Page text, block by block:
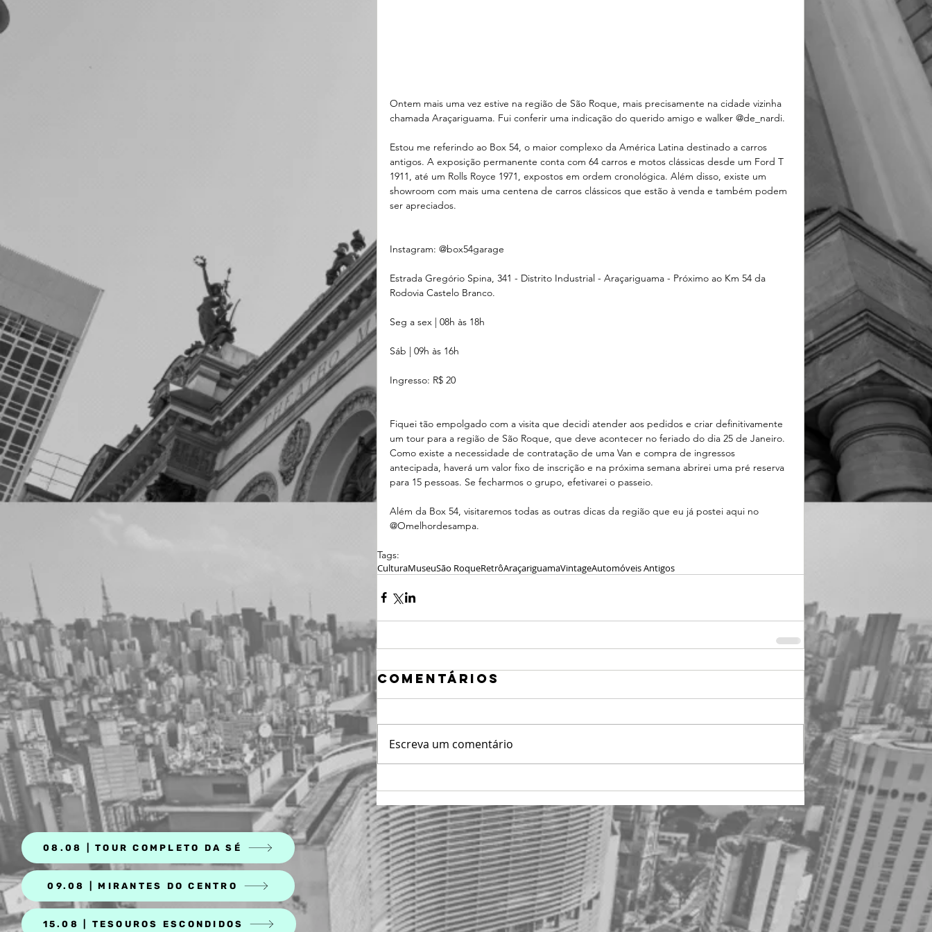
Ontem mais uma vez estive na região de São Roque, mais precisamente na cidade vizinha
chamada Araçariguama. Fui conferir uma indicação do querido amigo e walker @de_nardi.
Estou me referindo ao Box 54, o maior complexo da América Latina destinado a carros
antigos. A exposição permanente conta com 64 carros e motos clássicas desde um Ford T
1911, até um Rolls Royce 1971, expostos em ordem cronológica. Além disso, existe um
showroom com mais uma centena de carros clássicos que estão à venda e também podem
ser apreciados.
Instagram: @box54garage
Estrada Gregório Spina, 341 - Distrito Industrial - Araçariguama - Próximo ao Km 54 da
Rodovia Castelo Branco.
Seg a sex | 08h às 18h
Sáb | 09h às 16h
Ingresso: R$ 20
Fiquei tão empolgado com a visita que decidi atender aos pedidos e criar definitivamente
um tour para a região de São Roque, que deve acontecer no feriado do dia 25 de Janeiro.
Como existe a necessidade de contratação de uma Van e compra de ingressos
antecipada, haverá um valor fixo de inscrição e na próxima semana abrirei uma pré reserva
para 15 pessoas. Se fecharmos o grupo, efetivarei o passeio.
Além da Box 54, visitaremos todas as outras dicas da região que eu já postei aqui no
@Omelhordesampa.
Tags:
CulturaMuseuSão RoqueRetrôAraçariguamaVintageAutomóveis Antigos
Comentários
Escreva um comentário
09.08 | MIRANTES DO CENTRO
15.08 | TESOUROS ESCONDIDOS
08.08 | TOUR COMPLETO DA SÉ